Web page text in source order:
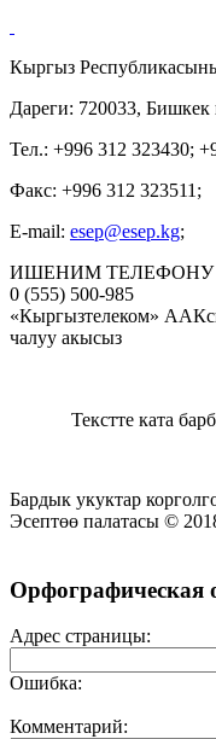
Кыргыз
Дареги: 720033,
Тел.: +996 312 323430;
Факс: +996 312 323511;
E-mail: esep@esep.kg;
ИШЕНИМ ТЕЛЕФОНУ
0 (555) 500-985
«Кыргызтелеком»
чалуу акысыз
Текстте ката
Бардык укуктар
Эсептөө палатасы ©
Орфографическая
Адрес страницы:
Ошибка:
Комментарий: